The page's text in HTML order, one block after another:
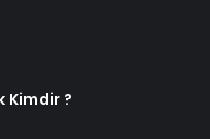
Kimdir ?